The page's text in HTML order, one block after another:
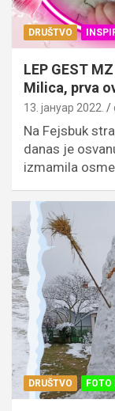
DRUŠTVO
LEP GEST
Milica, prva
13. јануар 2022.
Na Fejsbuk
danas je
izmamila
DRUŠTVO